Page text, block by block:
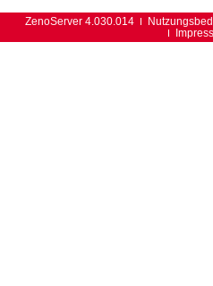
ZenoServer 4.030.014